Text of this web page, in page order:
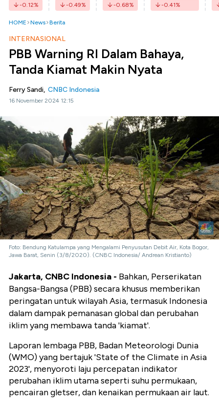
-0.12% -0.49% -0.68% -0.41%
HOME News Berita
INTERNASIONAL
PBB Warning RI Dalam Bahaya,
Tanda Kiamat Makin Nyata
Ferry Sandi, CNBC Indonesia
16 November 2024 12:15
Foto: Bendung Katulampa yang Mengalami Penyusutan Debit Air, Kota Bogor,
Jawa Barat, Senin (3/8/2020). (CNBC Indonesia/ Andrean Kristianto)
Jakarta, CNBC Indonesia - Bahkan, Perserikatan
Bangsa-Bangsa (PBB) secara khusus memberikan
peringatan untuk wilayah Asia, termasuk Indonesia
dalam dampak pemanasan global dan perubahan
iklim yang membawa tanda 'kiamat'.
Laporan lembaga PBB, Badan Meteorologi Dunia
(WMO) yang bertajuk 'State of the Climate in Asia
2023', menyoroti laju percepatan indikator
perubahan iklim utama seperti suhu permukaan,
pencairan gletser, dan kenaikan permukaan air laut.